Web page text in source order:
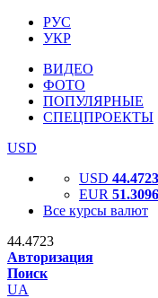
РУС
УКР
ВИДЕО
ФОТО
ПОПУЛЯРНЫЕ
СПЕЦПРОЕКТЫ
USD
USD 44.4723
EUR 51.3096
Все курсы валют
44.4723
Авторизация
Поиск
UA